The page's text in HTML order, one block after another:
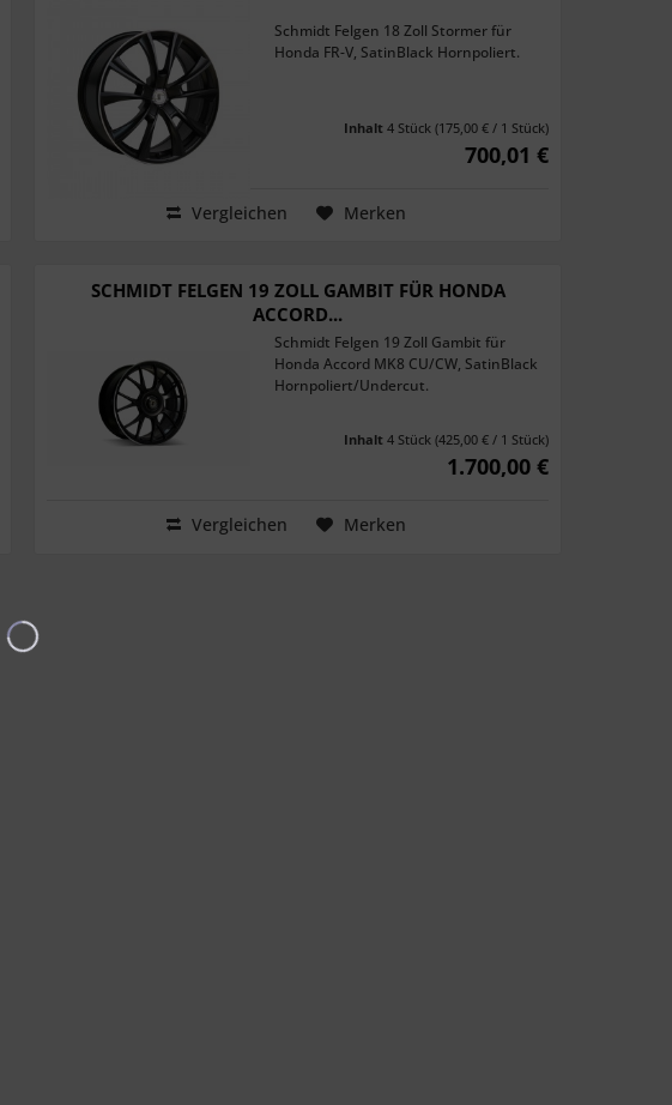
Schmidt Felgen 18 Zoll Stormer für
Honda FR-V, SatinBlack Hornpoliert.
Inhalt 4 Stück (175,00 € / 1 Stück)
700,01 €
Vergleichen Merken
SCHMIDT FELGEN 19 ZOLL GAMBIT FÜR HONDA
ACCORD...
Schmidt Felgen 19 Zoll Gambit für
Honda Accord MK8 CU/CW, SatinBlack
Hornpoliert/Undercut.
Inhalt 4 Stück (425,00 € / 1 Stück)
1.700,00 €
Vergleichen Merken